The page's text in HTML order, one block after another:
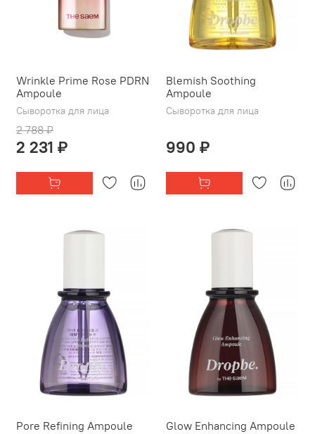
Wrinkle Prime Rose PDRN
Ampoule
Сыворотка для лица
2 788 ₽
2 231 ₽
Blemish Soothing
Ampoule
Сыворотка для лица
990 ₽
Pore Refining Ampoule Glow Enhancing Ampoule